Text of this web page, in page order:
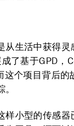
从生活中获得
了基于GPD，
这个项目背后
样小型的传感